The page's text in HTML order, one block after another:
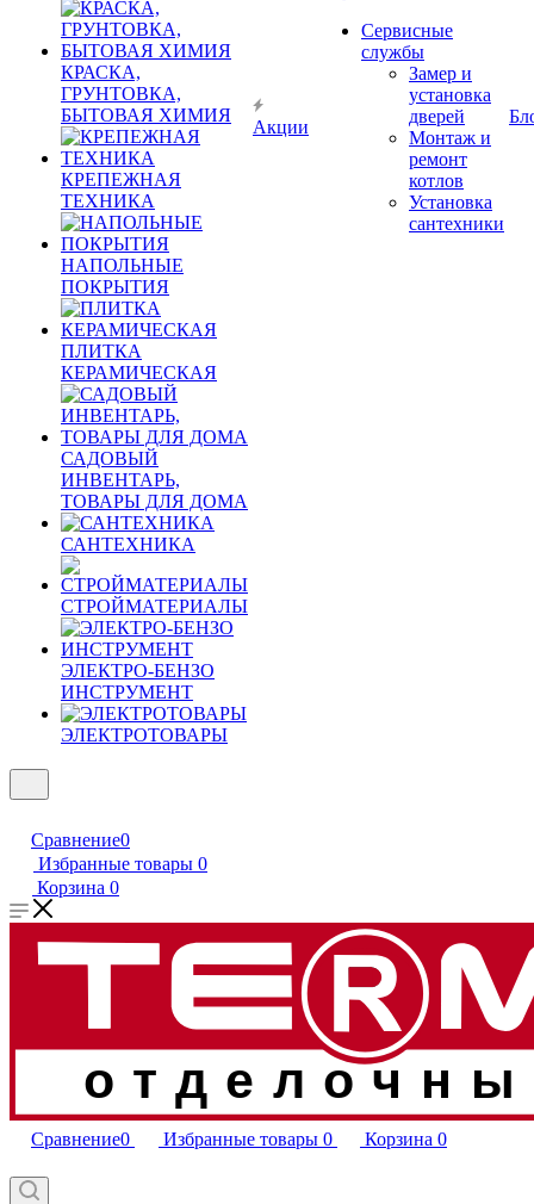
КРАСКА,
ГРУНТОВКА,
БЫТОВАЯ ХИМИЯ
КРЕПЕЖНАЯ
ТЕХНИКА
НАПОЛЬНЫЕ
ПОКРЫТИЯ
ПЛИТКА
КЕРАМИЧЕСКАЯ
САДОВЫЙ
ИНВЕНТАРЬ,
ТОВАРЫ ДЛЯ ДОМА
САНТЕХНИКА
СТРОЙМАТЕРИАЛЫ
ЭЛЕКТРО-БЕНЗО
ИНСТРУМЕНТ
ЭЛЕКТРОТОВАРЫ
Акции
Сервисные
службы
Замер и
установка
дверей
Монтаж и
ремонт
котлов
Установка
сантехники
Сравнение0
Избранные товары 0
Корзина 0
Сравнение0 Избранные товары 0 Корзина 0